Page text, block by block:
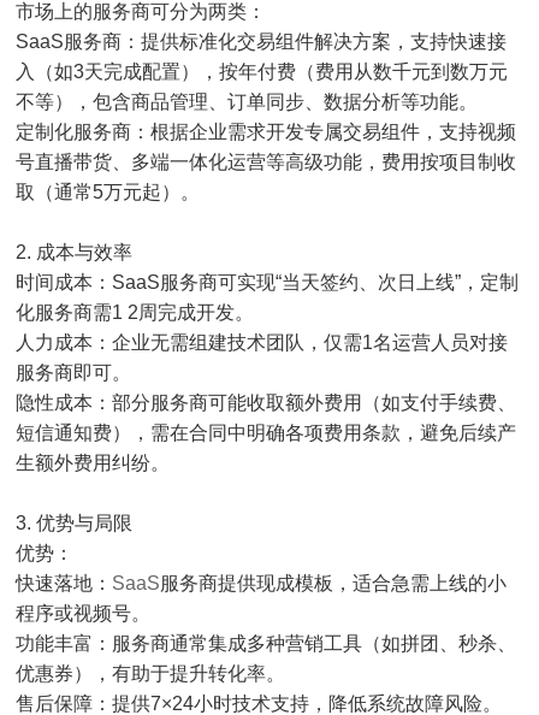
市场上的服务商可分为两类：
SaaS服务商：提供标准化交易组件解决方案，支持快速接
入（如3天完成配置），按年付费（费用从数千元到数万元
不等），包含商品管理、订单同步、数据分析等功能。
定制化服务商：根据企业需求开发专属交易组件，支持视频
号直播带货、多端一体化运营等高级功能，费用按项目制收
取（通常5万元起）。
2. 成本与效率
时间成本：SaaS服务商可实现“当天签约、次日上线”，定制
化服务商需1 2周完成开发。
人力成本：企业无需组建技术团队，仅需1名运营人员对接
服务商即可。
隐性成本：部分服务商可能收取额外费用（如支付手续费、
短信通知费），需在合同中明确各项费用条款，避免后续产
生额外费用纠纷。
3. 优势与局限
优势：
快速落地： SaaS服务商提供现成模板，适合急需上线的小
程序或视频号。
功能丰富：服务商通常集成多种营销工具（如拼团、秒杀、
优惠券），有助于提升转化率。
售后保障：提供7×24小时技术支持，降低系统故障风险。